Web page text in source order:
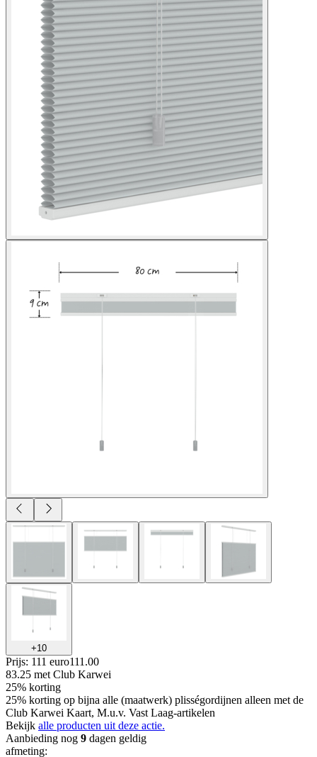
+10
Prijs: 111 euro111 .00
83.25 met Club Karwei
25% korting
25% korting op bijna alle (maatwerk) plisségordijnen alleen met de
Club Karwei Kaart, M.u.v. Vast Laag-artikelen
Bekijk alle producten uit deze actie.
Aanbieding nog 9 dagen geldig
afmeting: